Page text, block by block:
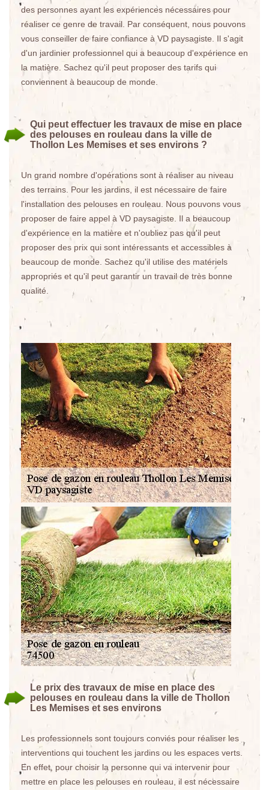
des personnes ayant les expériences nécessaires pour
réaliser ce genre de travail. Par conséquent, nous pouvons
vous conseiller de faire confiance à VD paysagiste. Il s'agit
d'un jardinier professionnel qui a beaucoup d'expérience en
la matière. Sachez qu'il peut proposer des tarifs qui
conviennent à beaucoup de monde.
Qui peut effectuer les travaux de mise en place
des pelouses en rouleau dans la ville de
Thollon Les Memises et ses environs ?
Un grand nombre d'opérations sont à réaliser au niveau
des terrains. Pour les jardins, il est nécessaire de faire
l'installation des pelouses en rouleau. Nous pouvons vous
proposer de faire appel à VD paysagiste. Il a beaucoup
d'expérience en la matière et n'oubliez pas qu'il peut
proposer des prix qui sont intéressants et accessibles à
beaucoup de monde. Sachez qu'il utilise des matériels
appropriés et qu'il peut garantir un travail de très bonne
qualité.
Le prix des travaux de mise en place des
pelouses en rouleau dans la ville de Thollon
Les Memises et ses environs
Les professionnels sont toujours conviés pour réaliser les
interventions qui touchent les jardins ou les espaces verts.
En effet, pour choisir la personne qui va intervenir pour
mettre en place les pelouses en rouleau, il est nécessaire